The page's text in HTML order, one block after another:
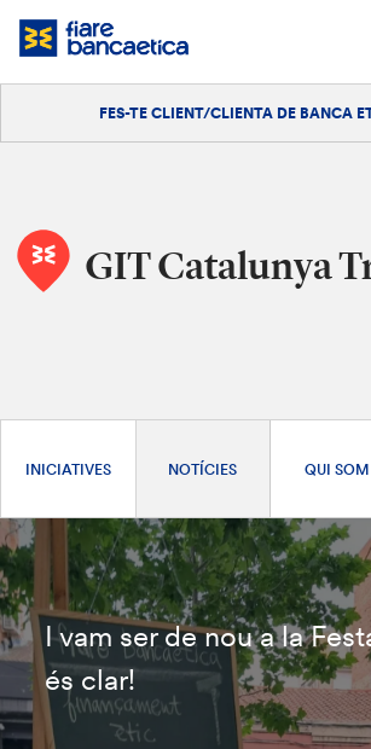
Salta
Iniciar sessióFES-TE CLIENT/CLIENTA DE BANCA
GIT Catalunya
INICIATIVES NOTÍCIES QUI SOM
I vam ser de nou a la
és clar!